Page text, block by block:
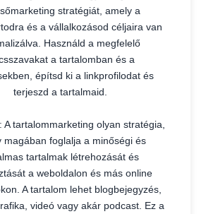
stratégiát, amely a
és a vállalkozásod céljaira van
Használd a megfelelő
a tartalomban és a
építsd ki a linkprofilodat és
terjeszd a tartalmaid.
A tartalommarketing olyan stratégia,
magában foglalja a minőségi és
tartalmak létrehozását és
a weboldalon és más online
A tartalom lehet blogbejegyzés,
videó vagy akár podcast. Ez a